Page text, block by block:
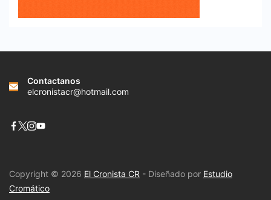
Contactanos
elcronistacr@hotmail.com
Copyright © 2026 El Cronista CR - Diseñado por Estudio
Cromático